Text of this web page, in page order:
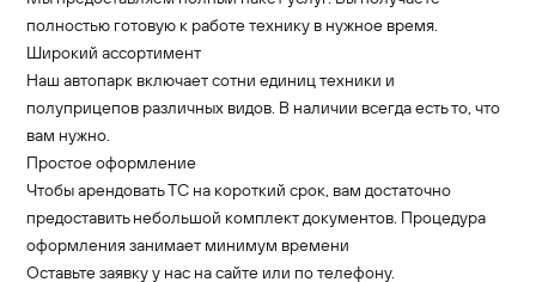
полностью готовую к работе технику в нужное время.
Широкий ассортимент
Наш автопарк включает сотни единиц техники и
полуприцепов различных видов. В наличии всегда есть то, что
вам нужно.
Простое оформление
Чтобы арендовать ТС на короткий срок, вам достаточно
предоставить небольшой комплект документов. Процедура
оформления занимает минимум времени
Оставьте заявку у нас на сайте или по телефону.